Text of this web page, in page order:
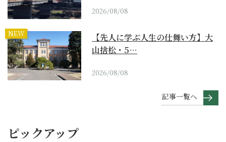
2026/08/08
NEW
【先人に学ぶ人生の仕舞い方】大
山捨松・5…
2026/08/08
記事一覧へ
ピックアップ